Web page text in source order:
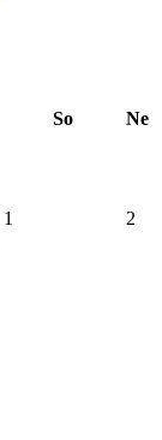
So Ne
1 2